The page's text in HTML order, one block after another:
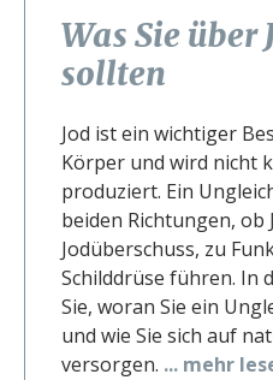
Was Sie über
sollten
Jod ist ein wichtiger
Körper und wird nicht
produziert. Ein
beiden Richtungen, ob
Jodüberschuss, zu
Schilddrüse führen. In
Sie, woran Sie ein
und wie Sie sich auf
versorgen. ... mehr